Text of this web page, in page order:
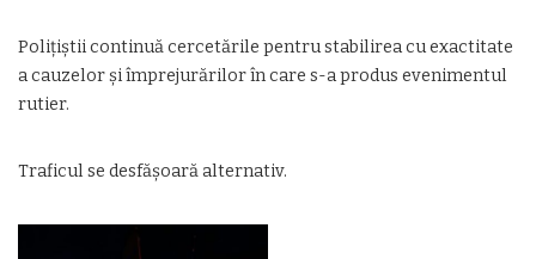
Polițiștii continuă cercetările pentru stabilirea cu exactitate
a cauzelor și împrejurărilor în care s-a produs evenimentul
rutier.
Traficul se desfășoară alternativ.